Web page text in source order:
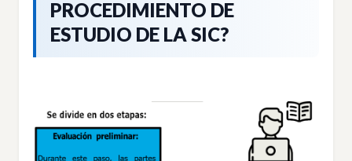
PROCEDIMIENTO DE
ESTUDIO DE LA SIC?